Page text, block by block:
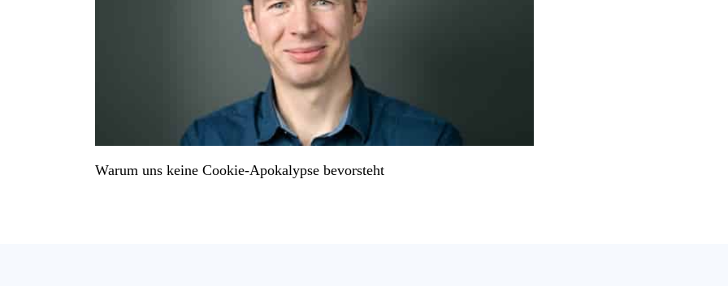
Warum uns keine Cookie-Apokalypse bevorsteht